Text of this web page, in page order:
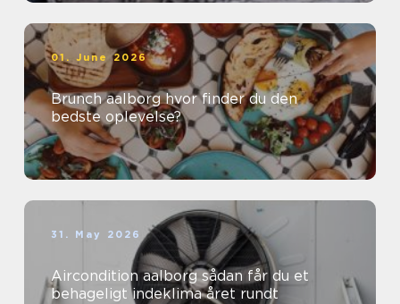
01. June 2026
Brunch aalborg hvor finder du den
bedste oplevelse?
31. May 2026
Aircondition aalborg sådan får du et
behageligt indeklima året rundt